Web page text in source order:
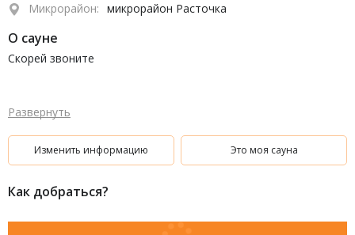
Микрорайон: микрорайон Расточка
О сауне
Скорей звоните
Развернуть
Изменить информацию Это моя сауна
Как добраться?